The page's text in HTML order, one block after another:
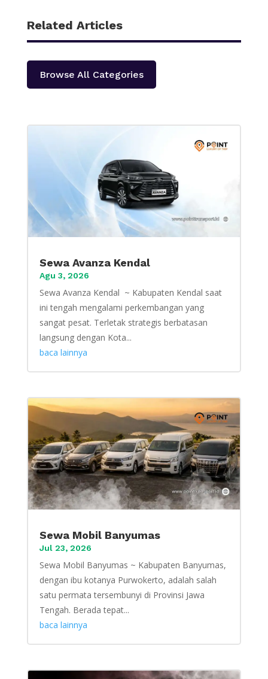
Related Articles
Browse All Categories
Sewa Avanza Kendal
Agu 3, 2026
Sewa Avanza Kendal ~ Kabupaten Kendal saat
ini tengah mengalami perkembangan yang
sangat pesat. Terletak strategis berbatasan
langsung dengan Kota...
baca lainnya
Sewa Mobil Banyumas
Jul 23, 2026
Sewa Mobil Banyumas ~ Kabupaten Banyumas,
dengan ibu kotanya Purwokerto, adalah salah
satu permata tersembunyi di Provinsi Jawa
Tengah. Berada tepat...
baca lainnya